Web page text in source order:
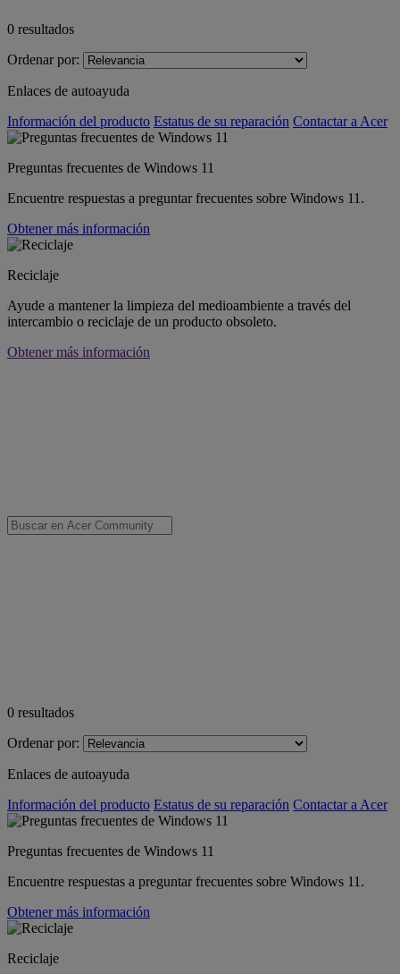
0 resultados
Ordenar por:
Enlaces de autoayuda
Información del producto Estatus de su reparación Contactar a Acer
Preguntas frecuentes de Windows 11
Encuentre respuestas a preguntar frecuentes sobre Windows 11.
Obtener más información
Reciclaje
Ayude a mantener la limpieza del medioambiente a través del
intercambio o reciclaje de un producto obsoleto.
Obtener más información
0 resultados
Ordenar por:
Enlaces de autoayuda
Información del producto Estatus de su reparación Contactar a Acer
Preguntas frecuentes de Windows 11
Encuentre respuestas a preguntar frecuentes sobre Windows 11.
Obtener más información
Reciclaje